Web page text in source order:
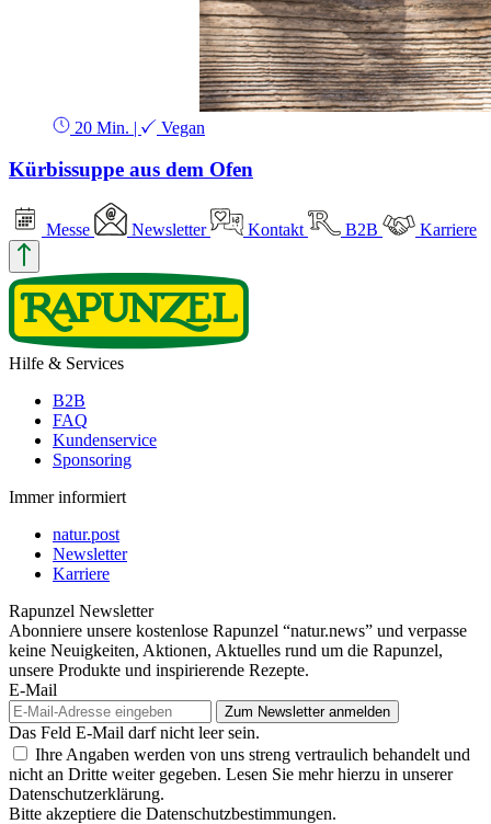
20 Min. | Vegan
Kürbissuppe aus dem Ofen
Messe Newsletter Kontakt B2B Karriere
Hilfe & Services
B2B
FAQ
Kundenservice
Sponsoring
Immer informiert
natur.post
Newsletter
Karriere
Rapunzel Newsletter
Abonniere unsere kostenlose Rapunzel “natur.news” und verpasse
keine Neuigkeiten, Aktionen, Aktuelles rund um die Rapunzel,
unsere Produkte und inspirierende Rezepte.
E-Mail
Das Feld E-Mail darf nicht leer sein.
Ihre Angaben werden von uns streng vertraulich behandelt und
nicht an Dritte weiter gegeben. Lesen Sie mehr hierzu in unserer
Datenschutzerklärung.
Bitte akzeptiere die Datenschutzbestimmungen.